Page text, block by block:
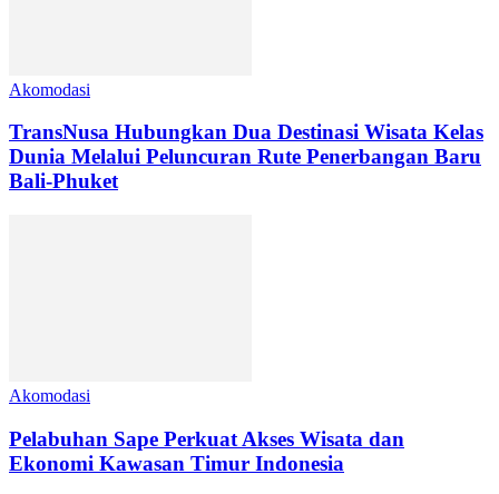
Akomodasi
TransNusa Hubungkan Dua Destinasi Wisata Kelas
Dunia Melalui Peluncuran Rute Penerbangan Baru
Bali-Phuket
Akomodasi
Pelabuhan Sape Perkuat Akses Wisata dan
Ekonomi Kawasan Timur Indonesia